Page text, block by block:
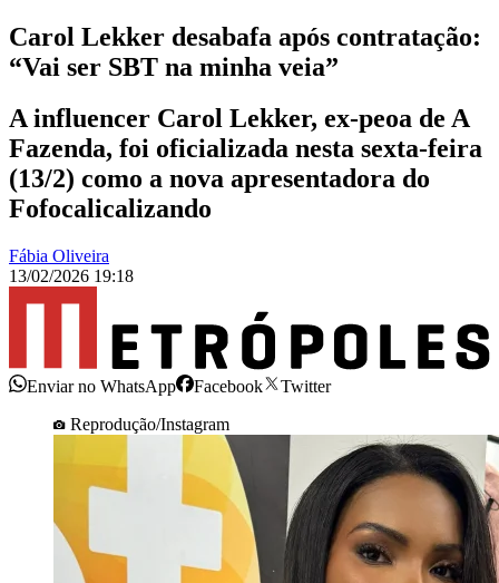
Carol Lekker desabafa após contratação:
“Vai ser SBT na minha veia”
A influencer Carol Lekker, ex-peoa de A
Fazenda, foi oficializada nesta sexta-feira
(13/2) como a nova apresentadora do
Fofocalicalizando
Fábia Oliveira
13/02/2026 19:18
Enviar no WhatsApp Facebook
Twitter
Reprodução/Instagram